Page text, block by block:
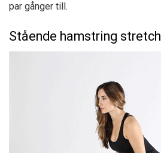
par gånger till.
Stående hamstring stretch